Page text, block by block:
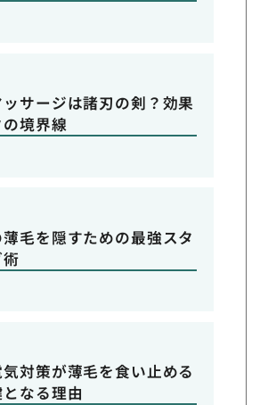
サージは諸刃の剣？効果
境界線
毛を隠すための最強スタ
対策が薄毛を食い止める
なる理由